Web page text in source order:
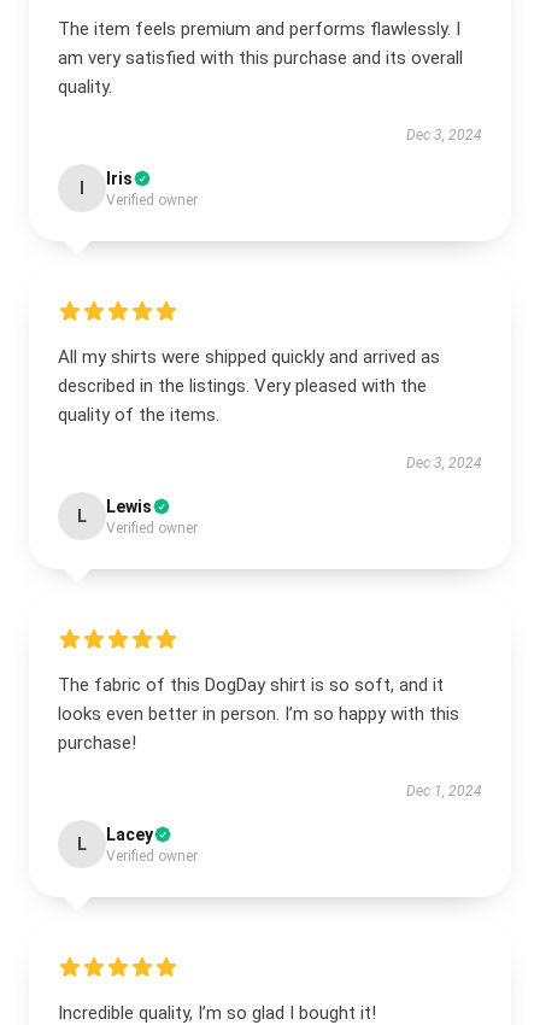
The item feels premium and performs flawlessly. I
am very satisfied with this purchase and its overall
quality.
Dec 3, 2024
Iris
Verified owner
All my shirts were shipped quickly and arrived as
described in the listings. Very pleased with the
quality of the items.
Dec 3, 2024
L Lewis
Verified owner
The fabric of this DogDay shirt is so soft, and it
looks even better in person. I’m so happy with this
purchase!
Dec 1, 2024
L Lacey
Verified owner
Incredible quality, I’m so glad I bought it!